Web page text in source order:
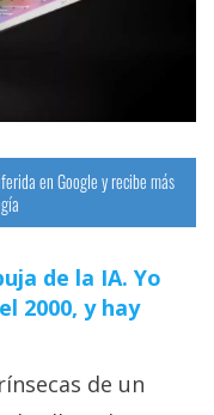
en Google y recibe más
de la IA. Yo
2000, y hay
de un